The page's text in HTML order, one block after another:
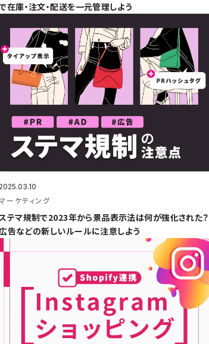
在庫・注文・配送を一元管理しよう
2025.03.10
ーケティング
テマ規制で2023年から景品表示法は何が強化された？
告などの新しいルールに注意しよう